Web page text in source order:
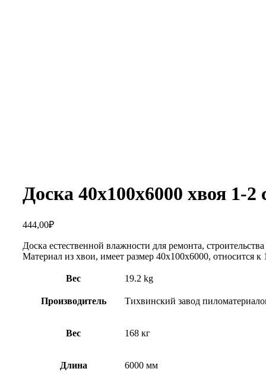
Доска 40х100х6000 хвоя 1-2
444,00₽
Доска естественной влажности для ремонта,
Материал из хвои, имеет размер 40х100х6000, относится к
Вес 19.2 kg
Производитель Тихвинский завод
Вес 168 кг
Длина 6000 мм